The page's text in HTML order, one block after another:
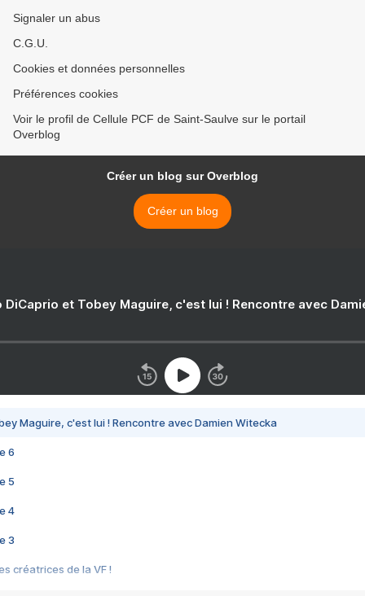
Signaler un abus
C.G.U.
Cookies et données personnelles
Préférences cookies
Voir le profil de Cellule PCF de Saint-Saulve sur le portail
Overblog
Créer un blog sur Overblog
Créer un blog
DiCaprio et Tobey Maguire, c'est lui ! Rencontre avec
Maguire, c'est lui ! Rencontre avec Damien Witecka
6
5
4
3
créatrices de la VF !